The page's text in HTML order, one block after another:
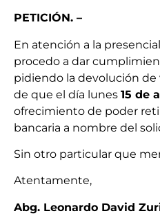
PETICIÓN. –
En atención a la
procedo a dar
pidiendo la devolución de
de que el día lunes 15 de
ofrecimiento de poder
bancaria a nombre del
Sin otro particular que
Atentamente,
Abg. Leonardo David